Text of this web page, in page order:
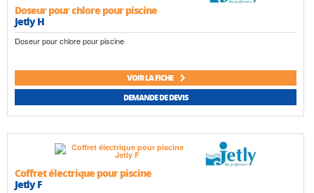
Doseur pour chlore pour piscine
Jetly H
Doseur pour chlore pour piscine
VOIR LA FICHE
DEMANDE DE DEVIS
Coffret électrique pour piscine
Jetly F